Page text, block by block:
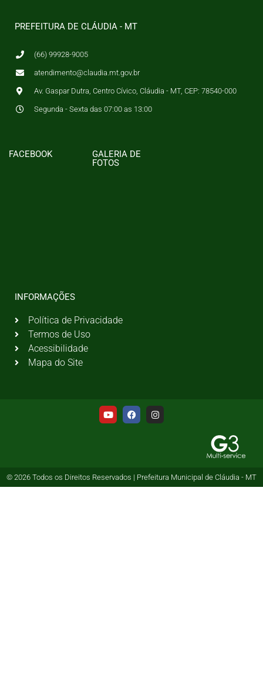
PREFEITURA DE CLÁUDIA - MT
(66) 99928-9005
atendimento@claudia.mt.gov.br
Av. Gaspar Dutra, Centro Cívico, Cláudia - MT, CEP: 78540-000
Segunda - Sexta das 07:00 as 13:00
FACEBOOK
GALERIA DE
FOTOS
INFORMAÇÕES
Política de Privacidade
Termos de Uso
Acessibilidade
Mapa do Site
© 2026 Todos os Direitos Reservados | Prefeitura Municipal de Cláudia - MT